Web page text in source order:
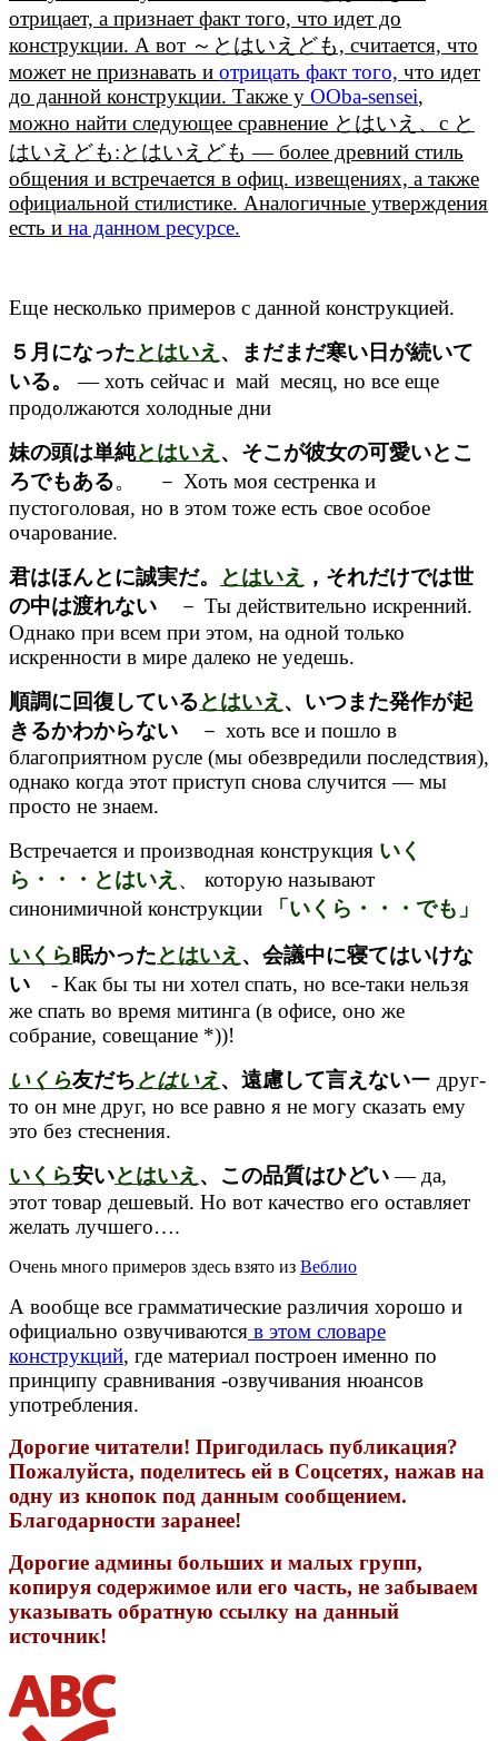
отрицает, а признает факт того, что идет до
конструкции. А вот ～とはいえども, считается, что
может не признавать и отрицать факт того, что идет
до данной конструкции. Также у OOba-sensei,
можно найти следующее сравнение とはいえ、с と
はいえども:とはいえども — более древний стиль
общения и встречается в офиц. извещениях, а также
официальной стилистике. Аналогичные утверждения
есть и на данном ресурсе.
Еще несколько примеров с данной конструкцией.
５月になったとはいえ 、まだまだ寒い日が続いて
いる。
— хоть сейчас и май месяц, но все еще
продолжаются холодные дни
妹の頭は単純とはいえ 、そこが彼女の可愛いとこ
ろでもある。 － Хоть моя сестренка и
пустоголовая, но в этом тоже есть свое особое
очарование.
君はほんとに誠実だ。
とはいえ
，それだけでは世
の中は渡れない － Ты действительно искренний.
Однако при всем при этом, на одной только
искренности в мире далеко не уедешь.
順調に回復しているとはいえ 、いつまた発作が起
きるかわからない － хоть все и пошло в
благоприятном русле (мы обезвредили последствия),
однако когда этот приступ снова случится — мы
просто не знаем.
Встречается и производная конструкция いく
ら・・・とはいえ 、 которую называют
синонимичной конструкции
「いくら・・・でも」
いくら眠かったとはいえ 、会議中に寝てはいけな
い - Как бы ты ни хотел спать, но все-таки нельзя
же спать во время митинга (в офисе, оно же
собрание, совещание *))!
いくら友だちとはいえ、遠慮して言えないー друг-
то он мне друг, но все равно я не могу сказать ему
это без стеснения.
いくら安いとはいえ 、この品質はひどい— да,
этот товар дешевый. Но вот качество его оставляет
желать лучшего….
Очень много примеров здесь взято из Веблио
А вообще все грамматические различия хорошо и
официально озвучиваются в этом словаре
конструкций, где материал построен именно по
принципу сравнивания -озвучивания нюансов
употребления.
Дорогие читатели! Пригодилась публикация?
Пожалуйста, поделитесь ей в Соцсетях, нажав на
одну из кнопок под данным сообщением.
Благодарности заранее!
Дорогие админы больших и малых групп,
копируя содержимое или его часть, не забываем
указывать обратную ссылку на данный
источник!